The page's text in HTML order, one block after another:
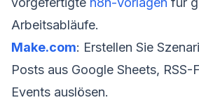
Arbeitsabläufe.
Make.com: Erstellen Sie
Posts aus Google Sheets,
Events auslösen.